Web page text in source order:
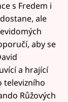
s Fredem i
ale
aby se
a hrající
televizního
Růžových